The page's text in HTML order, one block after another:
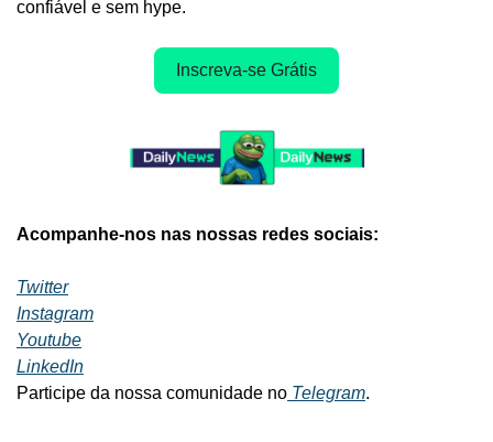
confiável e sem hype.
Inscreva-se Grátis
Acompanhe-nos nas nossas redes sociais:
Twitter
Instagram
Youtube
LinkedIn
Participe da nossa comunidade no Telegram.